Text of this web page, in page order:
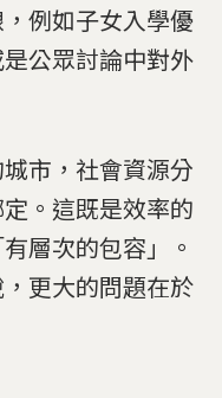
例如子女入學優
公眾討論中對外
市，社會資源分
。這既是效率的
層次的包容」。
更大的問題在於